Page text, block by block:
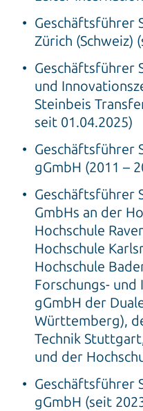
Geschäftsführer
Zürich (Schweiz)
Geschäftsführer
und
Steinbeis
seit 01.04.2025)
Geschäftsführer
gGmbH (2011 –
Geschäftsführer
GmbHs an der
Hochschule
Hochschule
Hochschule
Forschungs-
gGmbH der
Württemberg),
Technik
und der
Geschäftsführer
gGmbH (seit